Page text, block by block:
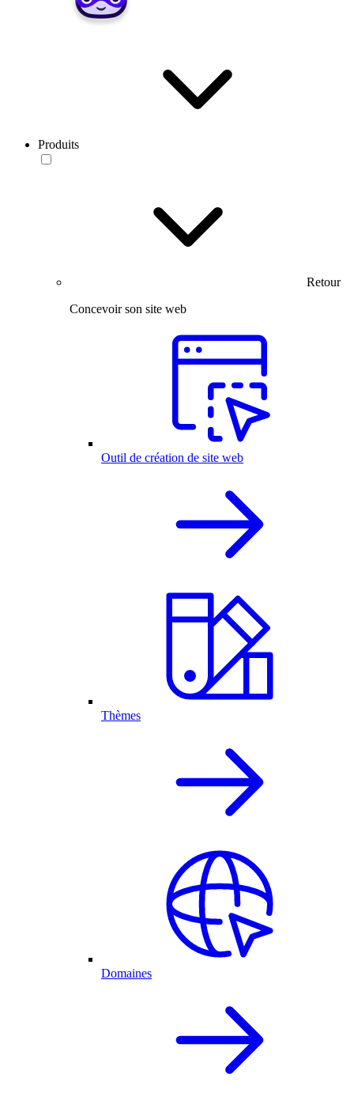
Produits
Retour
Concevoir son site web
Outil de création de site web
Thèmes
Domaines